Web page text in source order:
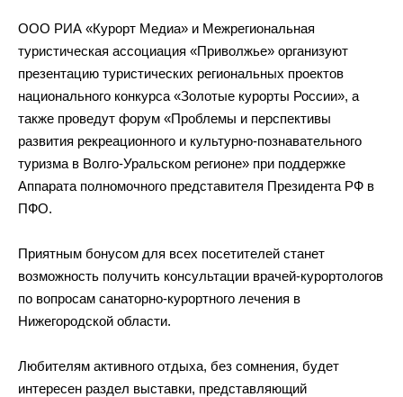
ООО РИА «Курорт Медиа» и Межрегиональная
туристическая ассоциация «Приволжье» организуют
презентацию туристических региональных проектов
национального конкурса «Золотые курорты России», а
также проведут форум «Проблемы и перспективы
развития рекреационного и культурно-познавательного
туризма в Волго-Уральском регионе» при поддержке
Аппарата полномочного представителя Президента РФ в
ПФО.
Приятным бонусом для всех посетителей станет
возможность получить консультации врачей-курортологов
по вопросам санаторно-курортного лечения в
Нижегородской области.
Любителям активного отдыха, без сомнения, будет
интересен раздел выставки, представляющий